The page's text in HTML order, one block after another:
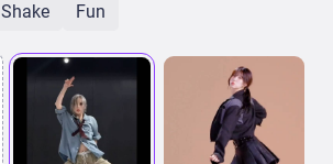
Shake Fun